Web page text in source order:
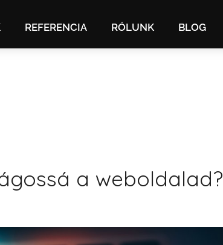
REFERENCIA RÓLUNK BLOG
a weboldalad?